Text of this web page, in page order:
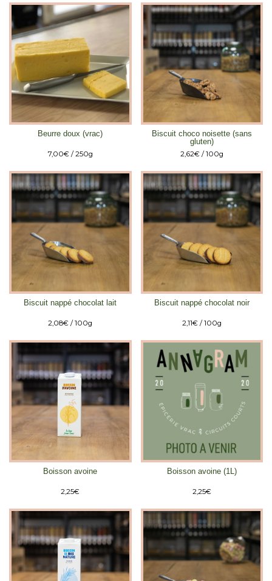
Beurre doux (vrac)
7,00€ / 250g
Biscuit choco noisette (sans
gluten)
2,62€ / 100g
Biscuit nappé chocolat lait
2,08€ / 100g
Biscuit nappé chocolat noir
2,11€ / 100g
Boisson avoine
2,25€
Boisson avoine (1L)
2,25€